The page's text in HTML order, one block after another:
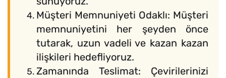
Müşteri Memnuniyeti Odaklı: Müşteri
memnuniyetini her şeyden önce
tutarak, uzun vadeli ve kazan kazan
ilişkileri hedefliyoruz.
Zamanında Teslimat: Çevirilerinizi